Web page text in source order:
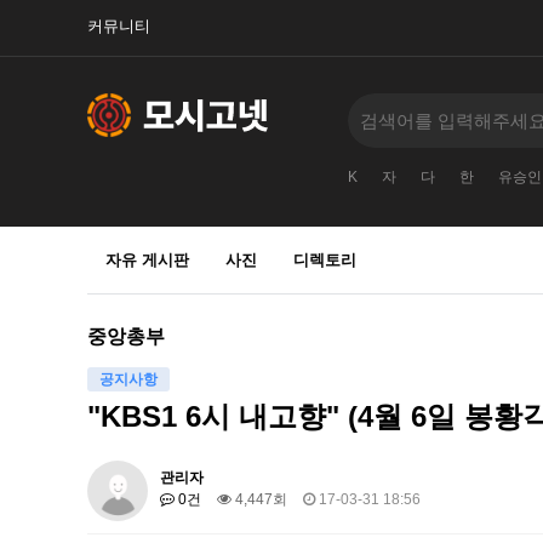
커뮤니티
K 자 다 한 유승인
자유 게시판 사진 디렉토리
중앙총부
공지사항
"KBS1 6시 내고향" (4월 6일 봉황
관리자
0건
4,447회 17-03-31 18:56